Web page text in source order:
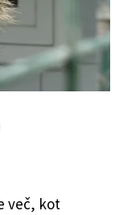
več, kot